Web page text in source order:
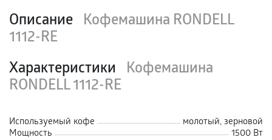
Описание Кофемашина RONDELL
1112-RE
Характеристики
Кофемашина
RONDELL 1112-RE
Используемый кофе
молотый, зерновой
Мощность
1500 Вт